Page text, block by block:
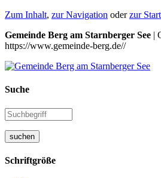
Zum Inhalt, zur Navigation oderzur
Gemeinde Berg am Starnberger See |
https://www.gemeinde-berg.de//
Suche
suchen
Schriftgröße